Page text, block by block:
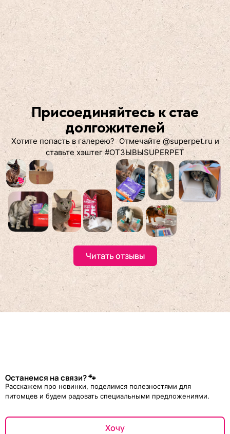
Присоединяйтесь к стае
долгожителей
Хотите попасть в галерею? Отмечайте @superpet.ru и
ставьте хэштег #ОТЗЫВЫSUPERPET
Читать отзывы
Останемся на связи? 🐾
Расскажем про новинки, поделимся полезностями для
питомцев и будем радовать специальными предложениями.
Хочу